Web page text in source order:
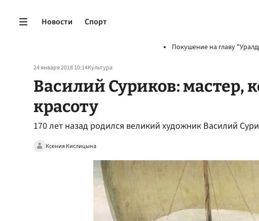
Новости Спорт
Покушение на главу
24 января 2018 10:14Культура
Василий Суриков: мастер,
красоту
170 лет назад родился великий художник Василий
Ксения Кислицына